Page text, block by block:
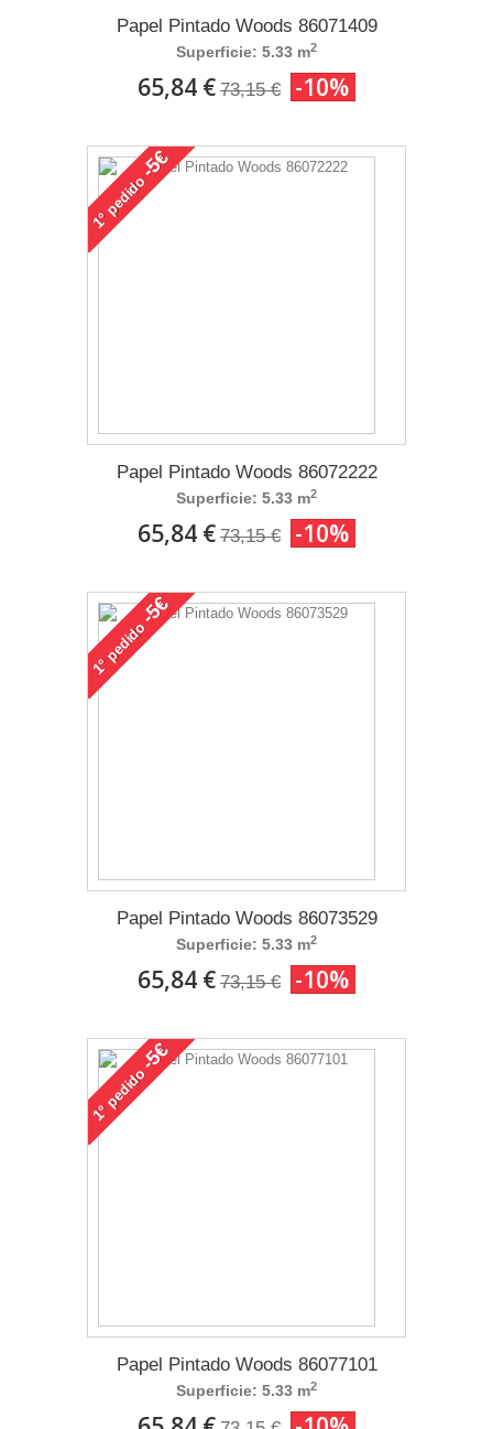
Papel Pintado Woods 86071409
Superficie: 5.33 m2
65,84 € 73,15 € -10%
1°
pedido
-5€
Papel Pintado Woods 86072222
Superficie: 5.33 m2
65,84 € 73,15 € -10%
1°
pedido
-5€
Papel Pintado Woods 86073529
Superficie: 5.33 m2
65,84 € 73,15 € -10%
1°
pedido
-5€
Papel Pintado Woods 86077101
Superficie: 5.33 m2